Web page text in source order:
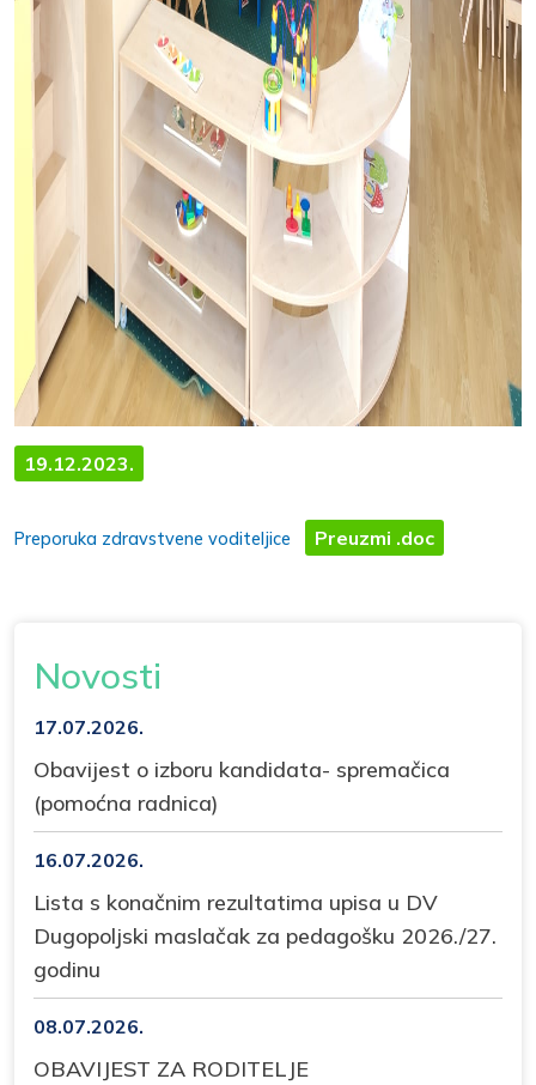
19.12.2023.
Preporuka zdravstvene voditeljice Preuzmi .doc
Novosti
17.07.2026.
Obavijest o izboru kandidata- spremačica
(pomoćna radnica)
16.07.2026.
Lista s konačnim rezultatima upisa u DV
Dugopoljski maslačak za pedagošku 2026./27.
godinu
08.07.2026.
OBAVIJEST ZA RODITELJE